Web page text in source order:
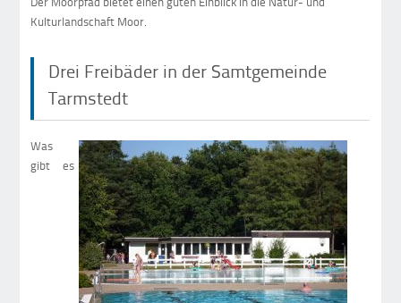
Kulturlandschaft Moor.
Drei Freibäder in der Samtgemeinde
Tarmstedt
Was
gibt es